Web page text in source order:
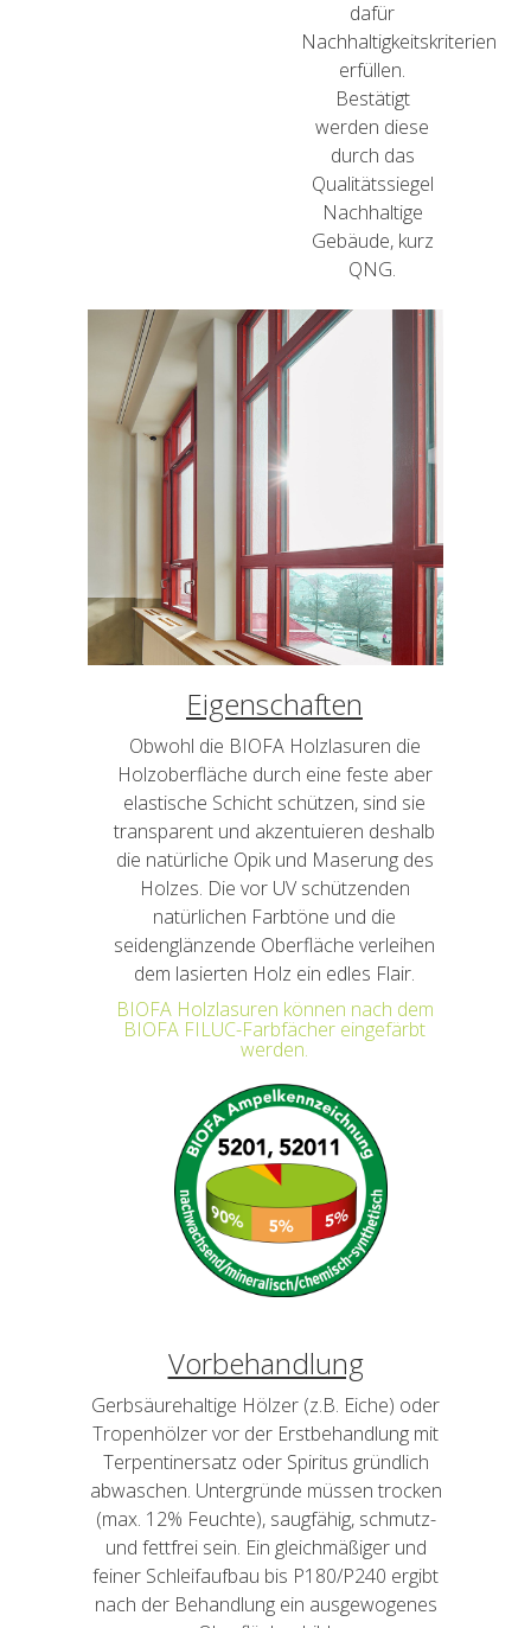
dafür
Nachhaltigkeitskriterien
erfüllen.
Bestätigt
werden diese
durch das
Qualitätssiegel
Nachhaltige
Gebäude, kurz
QNG.
Eigenschaften
Obwohl die BIOFA Holzlasuren die
Holzoberfläche durch eine feste aber
elastische Schicht schützen, sind sie
transparent und akzentuieren deshalb
die natürliche Opik und Maserung des
Holzes. Die vor UV schützenden
natürlichen Farbtöne und die
seidenglänzende Oberfläche verleihen
dem lasierten Holz ein edles Flair.
BIOFA Holzlasuren können nach dem
BIOFA FILUC-Farbfächer eingefärbt
werden.
Vorbehandlung
Gerbsäurehaltige Hölzer (z.B. Eiche) oder
Tropenhölzer vor der Erstbehandlung mit
Terpentinersatz oder Spiritus gründlich
abwaschen. Untergründe müssen trocken
(max. 12% Feuchte), saugfähig, schmutz-
und fettfrei sein. Ein gleichmäßiger und
feiner Schleifaufbau bis P180/P240 ergibt
nach der Behandlung ein ausgewogenes